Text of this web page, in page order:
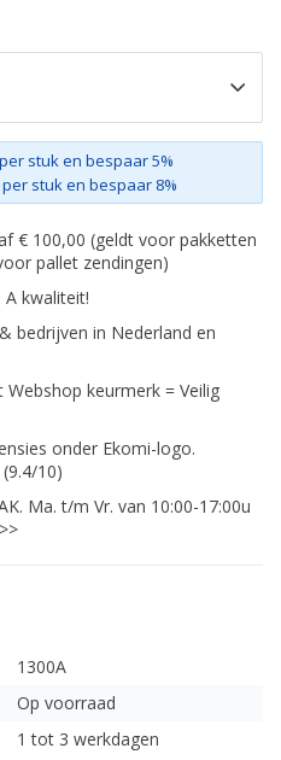
stuk en bespaar 5%
stuk en bespaar 8%
€ 100,00 (geldt voor pakketten
pallet zendingen)
kwaliteit!
bedrijven in Nederland en
keurmerk = Veilig
onder Ekomi-logo.
10)
Ma. t/m Vr. van 10:00-17:00u
1300A
Op voorraad
1 tot 3 werkdagen